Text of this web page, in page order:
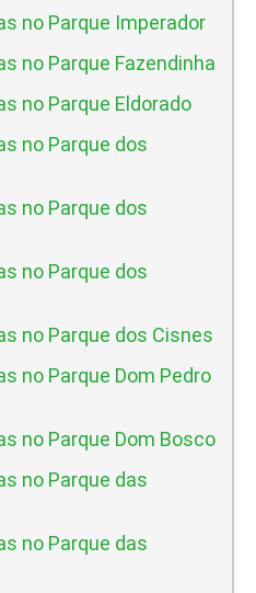
no Parque Imperador
no Parque Fazendinha
no Parque Eldorado
no Parque dos
no Parque dos
no Parque dos
no Parque dos Cisnes
no Parque Dom Pedro
no Parque Dom Bosco
no Parque das
no Parque das